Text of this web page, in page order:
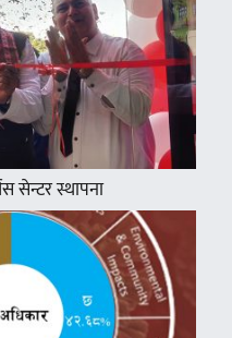
सेन्टर स्थापना